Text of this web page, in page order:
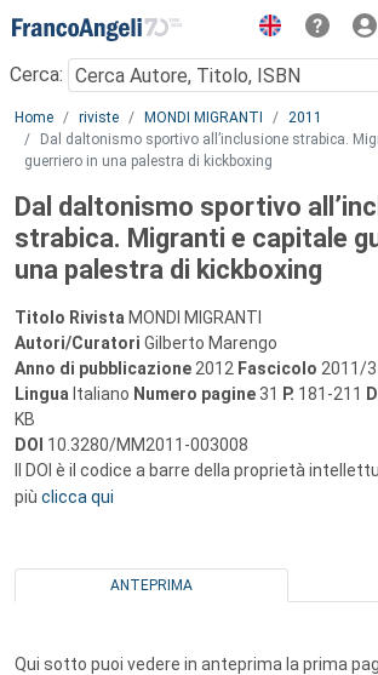
Menu
Cerca:
Main content
Home riviste MONDI MIGRANTI
2011
Dal daltonismo sportivo all’inclusione strabica.
guerriero in una palestra di kickboxing
Dal daltonismo sportivo
strabica. Migranti e capitale
una palestra di kickboxing
Titolo Rivista MONDI MIGRANTI
Autori/Curatori Gilberto Marengo
Anno di pubblicazione 2012 Fascicolo 2011/3
Lingua Italiano Numero pagine 31 P. 181-211
KB
DOI 10.3280/MM2011-003008
Il DOI è il codice a barre della proprietà
più clicca qui
ANTEPRIMA
Qui sotto puoi vedere in anteprima la prima